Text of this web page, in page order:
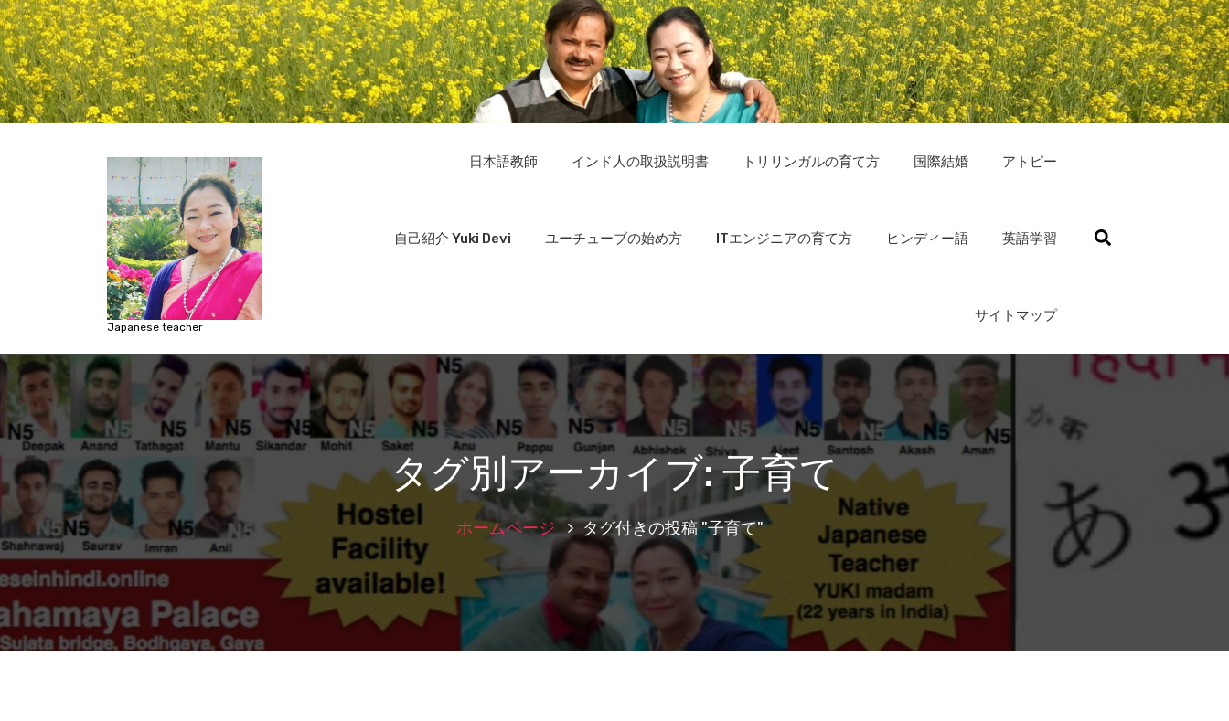
コ
ン
テ
ン
ツ
Japanese teacher
日本語教師 インド人の取扱説明書 トリリンガルの育て方 国際結婚 アトピー
自己紹介 Yuki Devi ユーチューブの始め方 ITエンジニアの育て方 ヒンディー語 英語学習
サイトマップ
タグ別アーカイブ: 子育て
ホームページ タグ付きの投稿 "子育て"